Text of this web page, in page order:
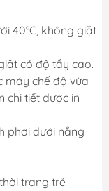
40°C, không giặt
có độ tẩy cao.
máy chế độ vừa
chi tiết được in
phơi dưới nắng
trang trẻ